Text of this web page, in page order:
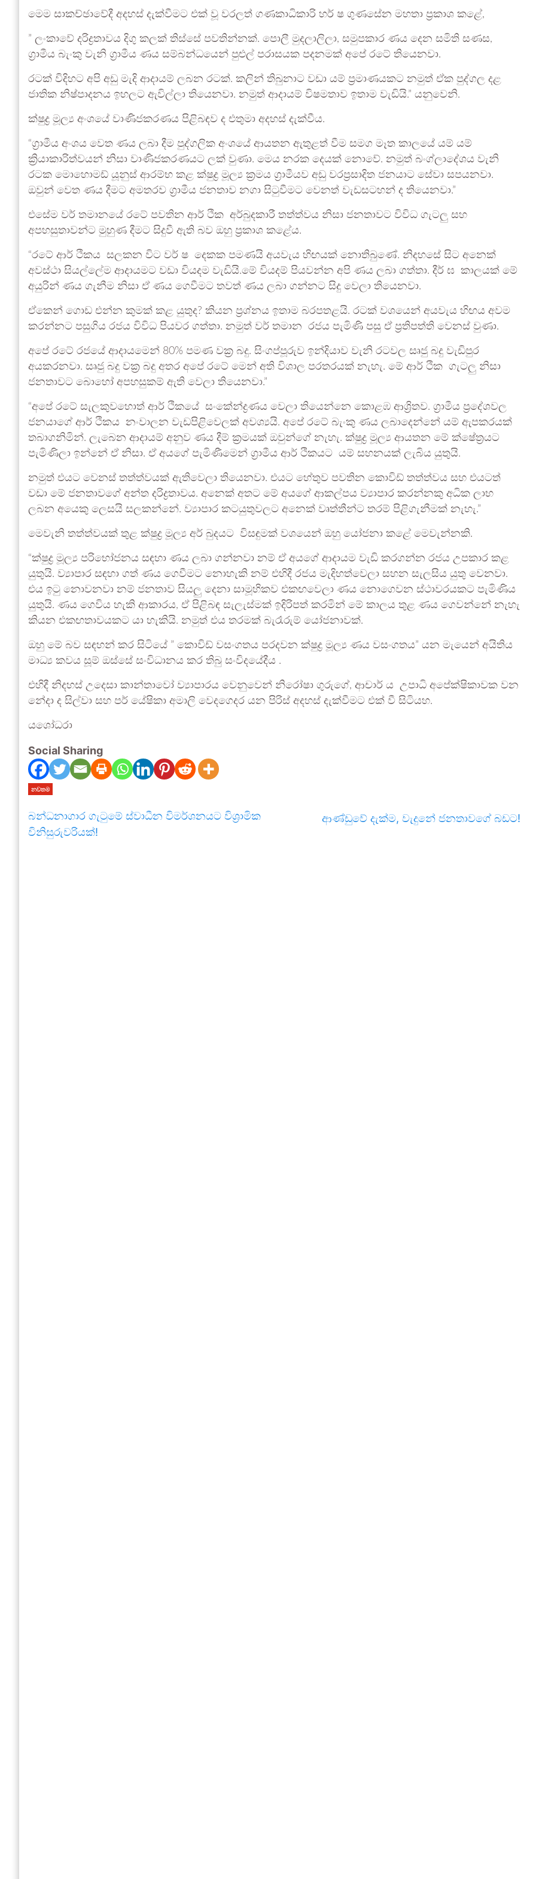
මෙම සාකච්ඡාවේදී අදහස් දැක්වීමට එක් වූ වරලත් ගණකාධිකාරි හර් ෂ ගුණසේන මහතා ප්‍රකාශ කළේ,
” ලංකාවේ දරිද්‍රතාවය දිගු කලක් තිස්සේ පවතින්නක්. පොලී මුදලාලිලා, සමුපකාර ණය දෙන සමිති සණස,
ග්‍රාමීය බැංකු වැනි ග්‍රාමීය ණය සම්බන්ධයෙන් පුළුල් පරාසයක පදනමක් අපේ රටේ තියෙනවා.
රටක් විදිහට අපි අඩු මැදි ආදායම් ලබන රටක්. කලින් තිබුනාට වඩා යම් ප්‍රමාණයකට නමුත් ඒක පුද්ගල දළ
ජාතික නිෂ්පාදනය ඉහලට ඇවිල්ලා තියෙනවා. නමුත් ආදායම් විෂමතාව ඉතාම වැඩියි.” යනුවෙනි.
ක්ෂුද්‍ර මූල්‍ය අංශයේ වාණිජකරණය පිළිබඳව ද එතුමා අදහස් දැක්වීය.
“ග්‍රාමීය අංශය වෙත ණය ලබා දීම පුද්ගලික අංශයේ ආයතන ඇතුළත් වීම සමග මෑත කාලයේ යම් යම්
ක්‍රියාකාරිත්වයන් නිසා වාණිජකරණයට ලක් වුණා. මෙය නරක දෙයක් නොවේ. නමුත් බංග්ලාදේශය වැනි
රටක මොහොමඩ් යූනුස් ආරම්භ කළ ක්ෂුද්‍ර මූල්‍ය ක්‍රමය ග්‍රාමීයව අඩු වරප්‍රසාදිත ජනයාට සේවා සපයනවා.
ඔවුන් වෙත ණය දීමට අමතරව ග්‍රාමීය ජනතාව නගා සිටුවීමට වෙනත් වැඩසටහන් ද තියෙනවා.”
එසේම වර් තමානයේ රටේ පවතින ආර් ථික අර්බුදකාරී තත්ත්වය නිසා ජනතාවට විවිධ ගැටලු සහ
අපහසුතාවන්ට මුහුණ දීමට සිදුවී ඇති බව ඔහු ප්‍රකාශ කළේය.
“රටේ ආර් ථිකය සලකන විට වර් ෂ දෙකක පමණයි අයවැය හිඟයක් නොතිබුණේ. නිදහසේ සිට අනෙක්
අවස්ථා සියල්ලේම ආදායමට වඩා වියදම වැඩියි.මේ වියදම් පියවන්න අපි ණය ලබා ගත්තා. දීර් ඝ කාලයක් මේ
අයුරින් ණය ගැනීම නිසා ඒ ණය ගෙවීමට තවත් ණය ලබා ගන්නට සිදු වෙලා තියෙනවා.
ඒකෙන් ගොඩ එන්න කුමක් කළ යුතුද? කියන ප්‍රශ්නය ඉතාම බරපතළයි. රටක් වශයෙන් අයවැය හිඟය අවම
කරන්නට පසුගිය රජය විවිධ පියවර ගත්තා. නමුත් වර් තමාන රජය පැමිණි පසු ඒ ප්‍රතිපත්ති වෙනස් වුණා.
අපේ රටේ රජයේ ආදායමෙන් 80% පමණ වක්‍ර බදු. සිංගප්පූරුව ඉන්දියාව වැනි රටවල සෘජු බදු වැඩිපුර
අයකරනවා. සෘජු බදු වක්‍ර බදු අතර අපේ රටේ මෙන් අති විශාල පරතරයක් නැහැ. මේ ආර් ථික ගැටලු නිසා
ජනතාවට බොහෝ අපහසුකම් ඇති වෙලා තියෙනවා.”
“අපේ රටේ සැලකුවහොත් ආර් ථිකයේ සංකේන්ද්‍රණය වෙලා තියෙන්නෙ කොළඹ ආශ්‍රිතව. ග්‍රාමීය ප්‍රදේශවල
ජනයාගේ ආර් ථිකය නංවාලන වැඩපිළිවෙලක් අවශ්‍යයි. අපේ රටේ බැංකු ණය ලබාදෙන්නේ යම් ඇපකරයක්
තබාගනිමින්. ලැබෙන ආදායම් අනුව ණය දීම් ක්‍රමයක් ඔවුන්ගේ නැහැ. ක්ෂුද්‍ර මූල්‍ය ආයතන මේ ක්ෂේත්‍රයට
පැමිණිලා ඉන්නේ ඒ නිසා. ඒ අයගේ පැමිණීමෙන් ග්‍රාමීය ආර් ථිකයට යම් සහනයක් ලැබිය යුතුයි.
නමුත් එයට වෙනස් තත්ත්වයක් ඇතිවෙලා තියෙනවා. එයට හේතුව පවතින කොවිඩ් තත්ත්වය සහ එයටත්
වඩා මේ ජනතාවගේ අන්ත දරිද්‍රතාවය. අනෙක් අතට මේ අයගේ ආකල්පය ව්‍යාපාර කරන්නකු අධික ලාභ
ලබන අයෙකු ලෙසයි සලකන්නේ. ව්‍යාපාර කටයුතුවලට අනෙක් වෘත්තීන්ට තරම් පිළිගැනීමක් නැහැ.”
මෙවැනි තත්ත්වයක් තුළ ක්ෂුද්‍ර මූල්‍ය අර් බුදයට විසඳුමක් වශයෙන් ඔහු යෝජනා කළේ මෙවැන්නකි.
“ක්ෂුද්‍ර මූල්‍ය පරිභෝජනය සඳහා ණය ලබා ගන්නවා නම් ඒ අයගේ ආදායම වැඩි කරගන්න රජය උපකාර කළ
යුතුයි. ව්‍යාපාර සඳහා ගත් ණය ගෙවීමට නොහැකි නම් එහිදී රජය මැදිහත්වෙලා සහන සැලසිය යුතු වෙනවා.
එය ඉටු නොවනවා නම් ජනතාව සියලු දෙනා සාමූහිකව එකඟවෙලා ණය නොගෙවන ස්ථාවරයකට පැමිණිය
යුතුයි. ණය ගෙවිය හැකි ආකාරය, ඒ පිළිබඳ සැලැස්මක් ඉදිරිපත් කරමින් මේ කාලය තුළ ණය ගෙවන්නේ නැහැ
කියන එකඟතාවයකට යා හැකියි. නමුත් එය තරමක් බැරෑරුම් යෝජනාවක්.
ඔහු මේ බව සඳහන් කර සිටියේ ” කොවිඩ් වසංගතය පරදවන ක්ෂුද්‍ර මූල්‍ය ණය වසංගතය” යන මැයෙන් අයිතිය
මාධ්‍ය කවය සූම් ඔස්සේ සංවිධානය කර තිබු සංවිදයේදීය .
එහිදී නිදහස් උදෙසා කාන්තාවෝ ව්‍යාපාරය වෙනුවෙන් නිරෝෂා ගුරුගේ, ආචාර් ය උපාධි අපේක්ෂිකාවක වන
නේදා ද සිල්වා සහ පර් යේෂිකා අමාලි වෙදගෙදර යන පිරිස් අදහස් දැක්වීමට එක් වී සිටියහ.
යශෝධරා
Social Sharing
නවතම
බන්ධනාගාර ගැටුමේ ස්වාධීන විමර්ශනයට විශ්‍රාමික
විනිසුරුවරියක්!
ආණ්ඩුවේ දැක්ම, වැදුනේ ජනතාවගේ බඩට!